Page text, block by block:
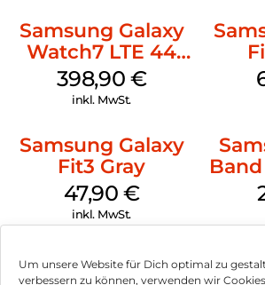
Um unsere Website für Dich optimal zu
verbessern zu können, verwenden wir
Samsung Galaxy
Watch7 LTE 44
mm Silver
398,90 €
inkl. MwSt.
Samsung Galaxy
Fit3 Gray
47,90 €
inkl. MwSt.